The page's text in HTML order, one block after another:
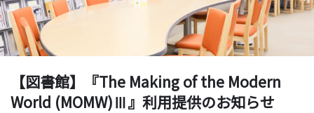
【図書館】『The Making of the Modern
World (MOMW)Ⅲ』利用提供のお知らせ